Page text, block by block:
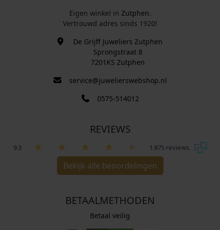
Eigen winkel in Zutphen.
Vertrouwd adres sinds 1920!
De Grijff Juweliers Zutphen
Sprongstraat 8
7201KS Zutphen
service@juwelierswebshop.nl
0575-514012
REVIEWS
9.3 1.875 reviews
Bekijk alle beoordelingen
BETAALMETHODEN
Betaal veilig